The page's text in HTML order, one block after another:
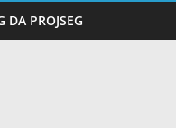
PROJSEG